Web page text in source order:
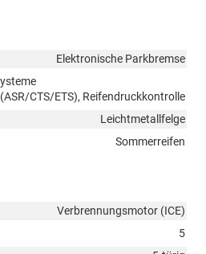
Elektronische Parkbremse
CTS/ETS), Reifendruckkontrolle
Leichtmetallfelge
Sommerreifen
Verbrennungsmotor (ICE)
5